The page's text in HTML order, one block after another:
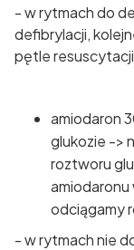
- w rytmach do
defibrylacji,
pętle
amiodaron
glukozie ->
roztworu
amiodaronu
odciągamy
- w rytmach nie